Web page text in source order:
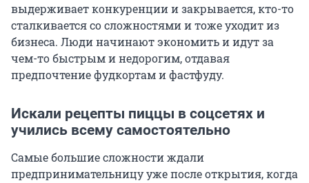
выдерживает конкуренции и закрывается, кто-то
сталкивается со сложностями и тоже уходит из
бизнеса. Люди начинают экономить и идут за
чем-то быстрым и недорогим, отдавая
предпочтение фудкортам и фастфуду.
Искали рецепты пиццы в соцсетях и
учились всему самостоятельно
Самые большие сложности ждали
предпринимательницу уже после открытия, когда